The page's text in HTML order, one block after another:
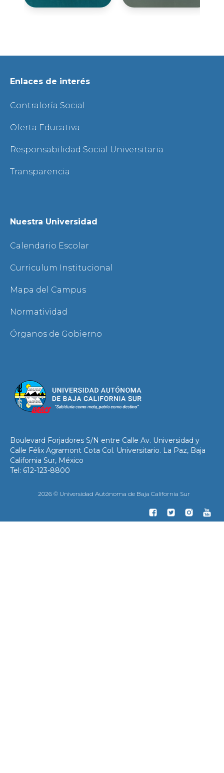
Enlaces de interés
Contraloría Social
Oferta Educativa
Responsabilidad Social Universitaria
Transparencia
Nuestra Universidad
Calendario Escolar
Curriculum Institucional
Mapa del Campus
Normatividad
Órganos de Gobierno
Boulevard Forjadores S/N entre Calle Av. Universidad y
Calle Félix Agramont Cota Col. Universitario. La Paz, Baja
California Sur, México
Tel: 612-123-8800
2026 © Universidad Autónoma de Baja California Sur